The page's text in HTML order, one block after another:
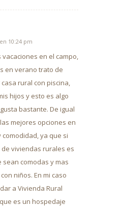
10:24 pm
en el campo,
en verano trato de
rural con piscina,
hijos y esto es algo
bastante. De igual
mejores opciones en
comodidad, ya que si
viviendas rurales es
comodas y mas
niños. En mi caso
a Vivienda Rural
es un hospedaje